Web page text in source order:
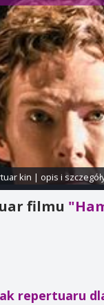
kin | opis i
filmu
repertuaru